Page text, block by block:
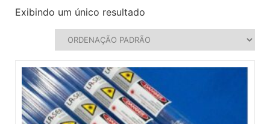
Exibindo um único resultado